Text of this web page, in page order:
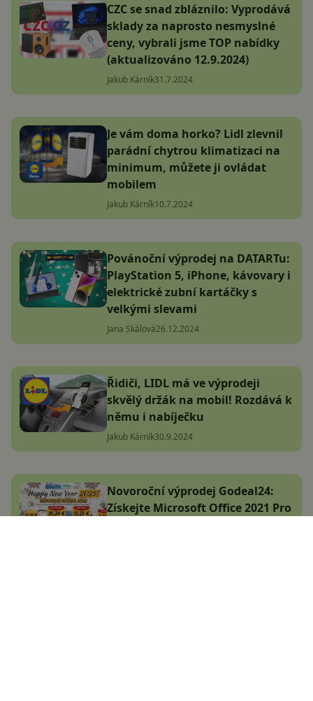
CZC se snad zbláznilo: Vyprodává
sklady za naprosto nesmyslné
ceny, vybrali jsme TOP nabídky
(aktualizováno 12.9.2024)
Jakub Kárník31.7.2024
Je vám doma horko? Lidl zlevnil
parádní chytrou klimatizaci na
minimum, můžete ji ovládat
mobilem
Jakub Kárník10.7.2024
Povánoční výprodej na DATARTu:
PlayStation 5, iPhone, kávovary i
elektrické zubní kartáčky s
velkými slevami
Jana Skálová26.12.2024
Řidiči, LIDL má ve výprodeji
skvělý držák na mobil! Rozdává k
němu i nabíječku
Jakub Kárník30.9.2024
Novoroční výprodej Godeal24:
Získejte Microsoft Office 2021 Pro